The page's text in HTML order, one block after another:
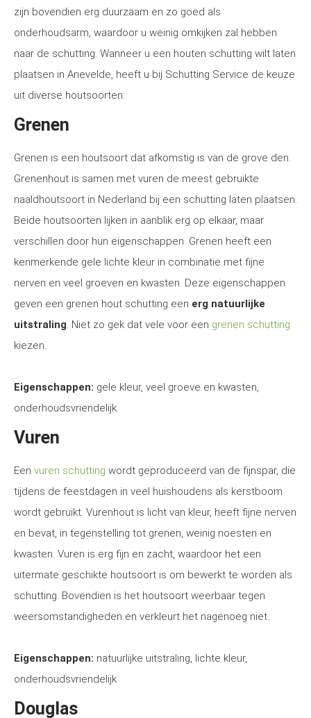
zijn bovendien erg duurzaam en zo goed als
onderhoudsarm, waardoor u weinig omkijken zal hebben
naar de schutting. Wanneer u een houten schutting wilt laten
plaatsen in Anevelde, heeft u bij Schutting Service de keuze
uit diverse houtsoorten:
Grenen
Grenen is een houtsoort dat afkomstig is van de grove den.
Grenenhout is samen met vuren de meest gebruikte
naaldhoutsoort in Nederland bij een schutting laten plaatsen.
Beide houtsoorten lijken in aanblik erg op elkaar, maar
verschillen door hun eigenschappen. Grenen heeft een
kenmerkende gele lichte kleur in combinatie met fijne
nerven en veel groeven en kwasten. Deze eigenschappen
geven een grenen hout schutting een erg natuurlijke
uitstraling. Niet zo gek dat vele voor een grenen schutting
kiezen.
Eigenschappen: gele kleur, veel groeve en kwasten,
onderhoudsvriendelijk.
Vuren
Een vuren schutting wordt geproduceerd van de fijnspar, die
tijdens de feestdagen in veel huishoudens als kerstboom
wordt gebruikt. Vurenhout is licht van kleur, heeft fijne nerven
en bevat, in tegenstelling tot grenen, weinig noesten en
kwasten. Vuren is erg fijn en zacht, waardoor het een
uitermate geschikte houtsoort is om bewerkt te worden als
schutting. Bovendien is het houtsoort weerbaar tegen
weersomstandigheden en verkleurt het nagenoeg niet.
Eigenschappen: natuurlijke uitstraling, lichte kleur,
onderhoudsvriendelijk.
Douglas